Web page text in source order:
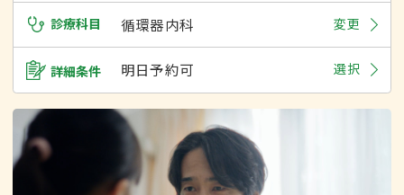
診療科目 循環器内科 変更
詳細条件 明日予約可 選択